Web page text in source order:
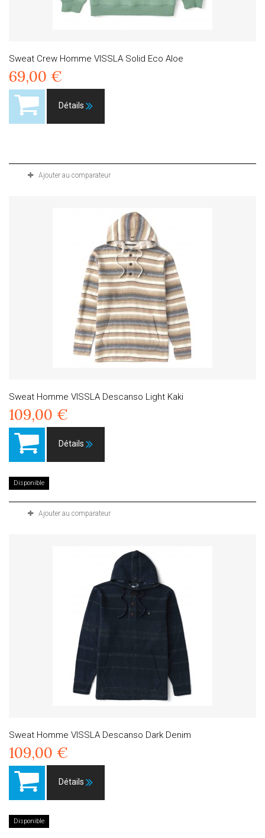
Sweat Crew Homme VISSLA Solid Eco Aloe
69,00 €
Détails
Ajouter au comparateur
Sweat Homme VISSLA Descanso Light Kaki
109,00 €
Détails
Disponible
Ajouter au comparateur
Sweat Homme VISSLA Descanso Dark Denim
109,00 €
Détails
Disponible